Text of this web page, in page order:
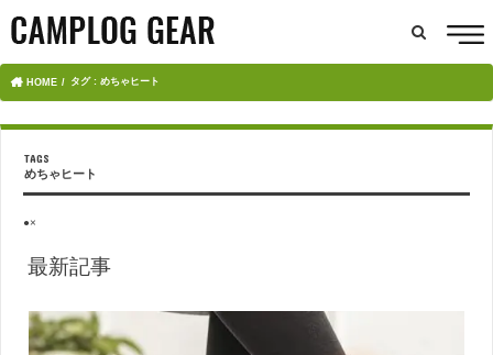
HOME タグ : めちゃヒート
めちゃヒート
●×
最新記事